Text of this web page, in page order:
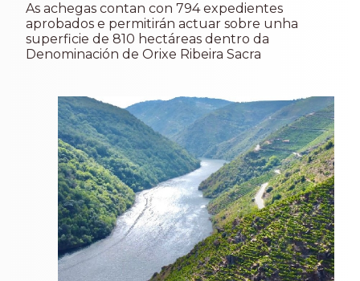
As achegas contan con 794 expedientes
aprobados e permitirán actuar sobre unha
superficie de 810 hectáreas dentro da
Denominación de Orixe Ribeira Sacra